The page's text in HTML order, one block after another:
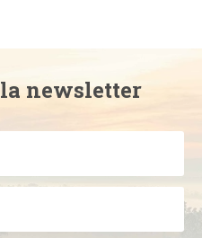
newsletter